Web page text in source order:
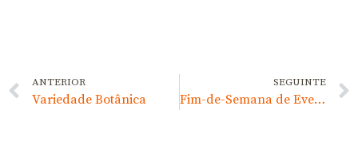
ANTERIOR
Variedade Botânica
SEGUINTE
Fim-de-Semana de Eventos de Jardinagem